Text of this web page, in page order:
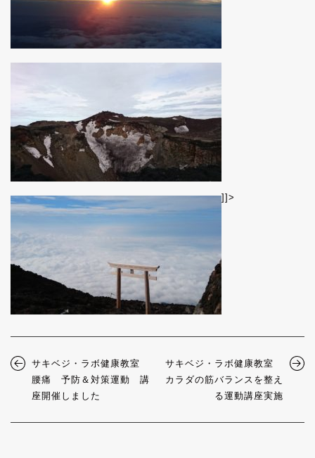
]]>
サキベジ・ラボ健康教室
腰痛 予防＆対策運動 講
座開催しました
サキベジ・ラボ健康教室
カラダの筋バランスを整え
る運動講座実施